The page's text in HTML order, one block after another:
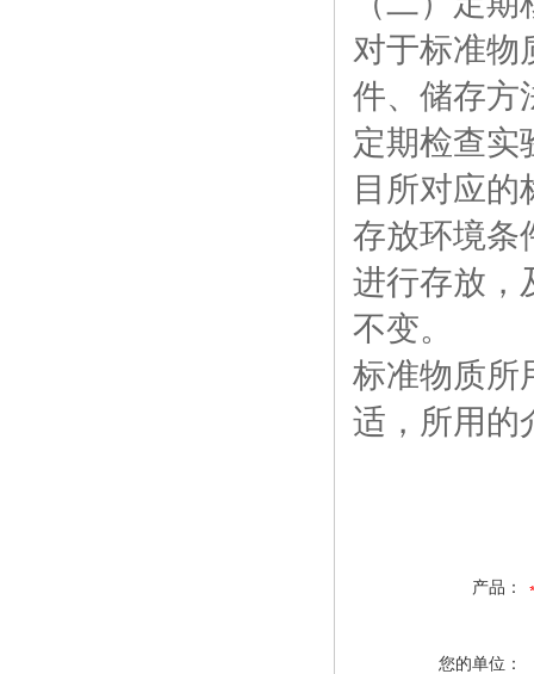
对于标准物
件、储存方
定期检查实
目所对应
存放环境条
进行存放，
不变。
标准物质所
适，所用的
产品：
您的单位：